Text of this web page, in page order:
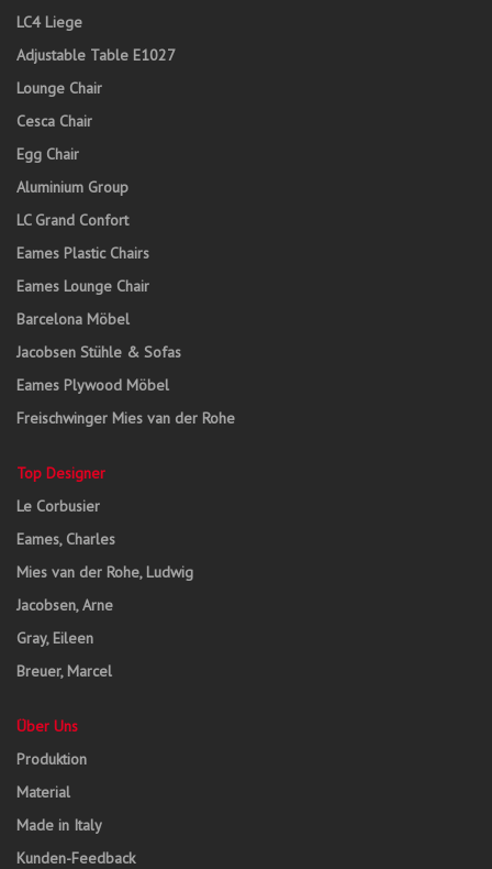
LC4 Liege
Adjustable Table E1027
Lounge Chair
Cesca Chair
Egg Chair
Aluminium Group
LC Grand Confort
Eames Plastic Chairs
Eames Lounge Chair
Barcelona Möbel
Jacobsen Stühle & Sofas
Eames Plywood Möbel
Freischwinger Mies van der Rohe
Top Designer
Le Corbusier
Eames, Charles
Mies van der Rohe, Ludwig
Jacobsen, Arne
Gray, Eileen
Breuer, Marcel
Über Uns
Produktion
Material
Made in Italy
Kunden-Feedback